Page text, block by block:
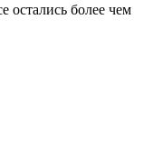
остались более чем